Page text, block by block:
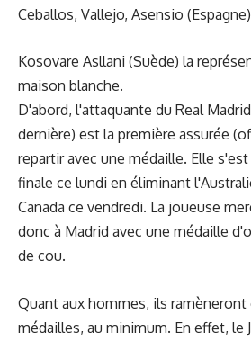
Ceballos, Vallejo, Asensio
Kosovare Asllani (Suède) la
maison blanche.
D'abord, l'attaquante du Real
dernière) est la première assurée
repartir avec une médaille. Elle
finale ce lundi en éliminant
Canada ce vendredi. La joueuse
donc à Madrid avec une médaille
de cou.
Quant aux hommes, ils
médailles, au minimum. En effet, le